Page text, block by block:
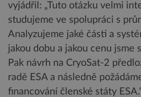
vyjádřil: „Tuto otázku velmi
studujeme ve spolupráci s
Analyzujeme jaké části a
jakou dobu a jakou cenu jsme
Pak návrh na CryoSat-2
radě ESA a následně
financování členské státy